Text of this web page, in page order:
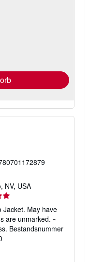
NV, USA
Jacket. May have
are unmarked. ~
Bestandsnummer